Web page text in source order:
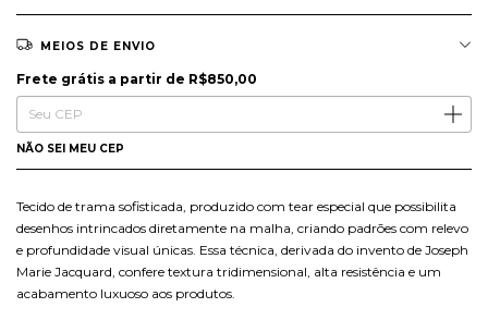
MEIOS DE ENVIO
Frete grátis R$850,00
Entregas para o CEP:
Frete grátis a partir de R$850,00
NÃO SEI MEU CEP
Tecido de trama sofisticada, produzido com tear especial que possibilita
desenhos intrincados diretamente na malha, criando padrões com relevo
e profundidade visual únicas. Essa técnica, derivada do invento de Joseph
Marie Jacquard, confere textura tridimensional, alta resistência e um
acabamento luxuoso aos produtos.